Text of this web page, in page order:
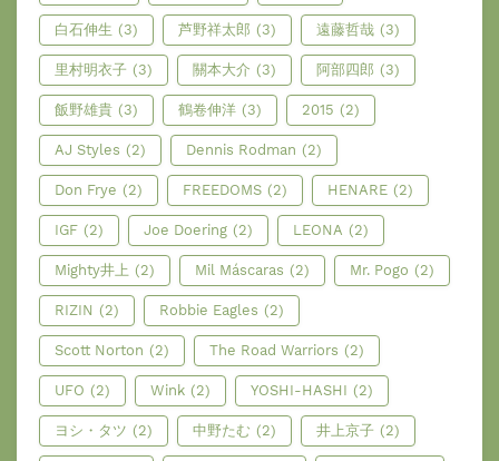
白石伸生 (3) 芦野祥太郎 (3) 遠藤哲哉 (3)
里村明衣子 (3) 關本大介 (3) 阿部四郎 (3)
飯野雄貴 (3) 鶴卷伸洋 (3) 2015 (2)
AJ Styles (2) Dennis Rodman (2)
Don Frye (2) FREEDOMS (2) HENARE (2)
IGF (2) Joe Doering (2) LEONA (2)
Mighty井上 (2) Mil Máscaras (2) Mr. Pogo (2)
RIZIN (2) Robbie Eagles (2)
Scott Norton (2) The Road Warriors (2)
UFO (2) Wink (2) YOSHI-HASHI (2)
ヨシ・タツ (2) 中野たむ (2) 井上京子 (2)